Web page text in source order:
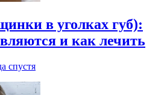
в уголках губ):
и как лечить
спустя